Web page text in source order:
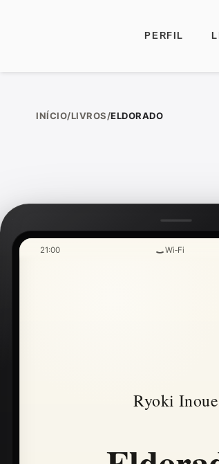
PERFIL
INÍCIO/LIVROS/ELDORADO
21:00 Wi‑Fi
Ryoki Inoue